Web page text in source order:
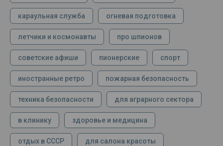
караульная служба огневая подготовка
летчики и космонавты про шпионов
советские афиши пионерские спорт
иностранные ретро пожарная безопасность
техника безопасности для аграрного сектора
в клинику здоровье и медицина
отдых в СССР для салона красоты